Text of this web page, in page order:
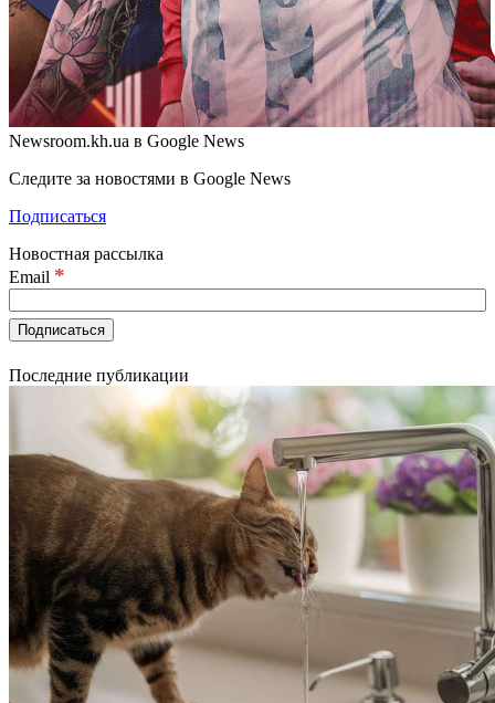
Newsroom.kh.ua в Google News
Следите за новостями в Google News
Подписаться
Новостная рассылка
Email *
Последние публикации